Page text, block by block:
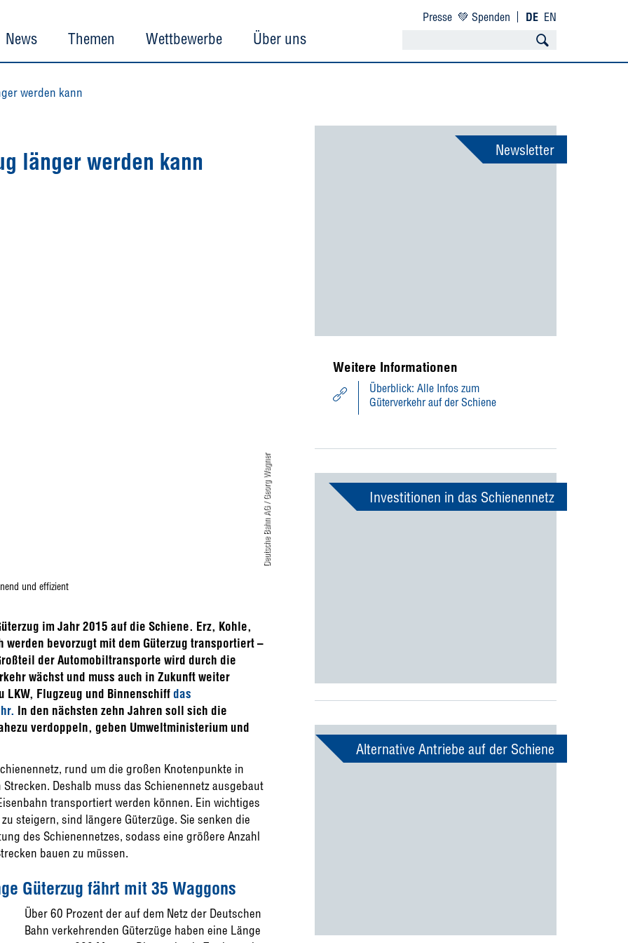
News Themen Wettbewerbe Über uns
Presse 💚 Spenden DE EN
werden kann
länger werden kann
Deutsche Bahn AG / Georg Wagner
und effizient
im Jahr 2015 auf die Schiene. Erz, Kohle,
bevorzugt mit dem Güterzug transportiert –
der Automobiltransporte wird durch die
wächst und muss auch in Zukunft weiter
Flugzeug und Binnenschiffdas
In den nächsten zehn Jahren soll sich die
verdoppeln, geben Umweltministerium und
rund um die großen Knotenpunkte in
Deshalb muss das Schienennetz ausgebaut
transportiert werden können. Ein wichtiges
steigern, sind längere Güterzüge. Sie senken die
des Schienennetzes, sodass eine größere Anzahl
bauen zu müssen.
Güterzug fährt mit 35 Waggons
Über 60 Prozent der auf dem Netz der Deutschen
Bahn verkehrenden Güterzüge haben eine Länge
Newsletter
Weitere Informationen
Überblick: Alle Infos zum
Güterverkehr auf der Schiene
Investitionen in das Schienennetz
Alternative Antriebe auf der Schiene